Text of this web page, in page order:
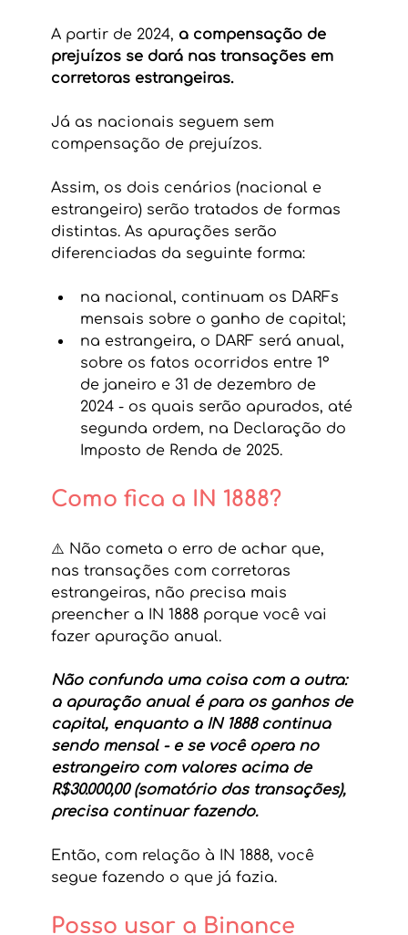
A partir de 2024, a compensação de
prejuízos se dará nas transações em
corretoras estrangeiras.
Já as nacionais seguem sem
compensação de prejuízos.
Assim, os dois cenários (nacional e
estrangeiro) serão tratados de formas
distintas. As apurações serão
diferenciadas da seguinte forma:
na nacional, continuam os DARFs
mensais sobre o ganho de capital;
na estrangeira, o DARF será anual,
sobre os fatos ocorridos entre 1º
de janeiro e 31 de dezembro de
2024 - os quais serão apurados, até
segunda ordem, na Declaração do
Imposto de Renda de 2025.
Como fica a IN 1888?
⚠️ Não cometa o erro de achar que,
nas transações com corretoras
estrangeiras, não precisa mais
preencher a IN 1888 porque você vai
fazer apuração anual.
Não confunda uma coisa com a outra:
a apuração anual é para os ganhos de
capital, enquanto a IN 1888 continua
sendo mensal - e se você opera no
estrangeiro com valores acima de
R$30.000,00 (somatório das transações),
precisa continuar fazendo.
Então, com relação à IN 1888, você
segue fazendo o que já fazia.
Posso usar a Binance